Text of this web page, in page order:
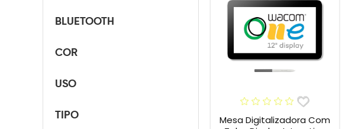
BLUETOOTH
COR
USO
TIPO
Mesa Digitalizadora Com